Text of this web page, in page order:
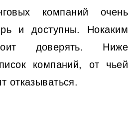
компаний очень
и доступны. Нокаким
доверять. Ниже
компаний, от чьей
отказываться.